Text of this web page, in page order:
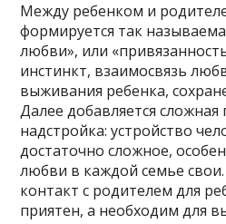
Между ребенком и
формируется так
любви», или
инстинкт, взаимосвязь
выживания ребенка,
Далее добавляется сложная
надстройка: устройство
достаточно сложное,
любви в каждой семье
контакт с родителем для
приятен, а необходим для